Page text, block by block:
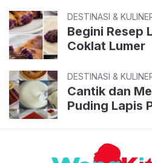
DESTINASI &
Begini Resep
Coklat Lumer
DESTINASI &
Cantik dan
Puding Lapis